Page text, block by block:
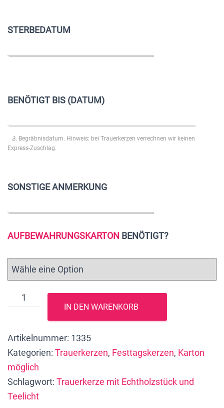
STERBEDATUM
BENÖTIGT BIS (DATUM)
z.B. Begräbnisdatum. Hinweis: bei Trauerkerzen verrechnen wir keinen
Express-Zuschlag.
SONSTIGE ANMERKUNG
AUFBEWAHRUNGSKARTON BENÖTIGT?
Premium
Trauerkerze
ECHTHOLZSTÜCK
und
TEELICHT
"Wachskreuz
Schwarz
IN DEN WARENKORB
Artikelnummer: 1335
Kategorien: Trauerkerzen, Festtagskerzen, Karton
möglich
Schlagwort: Trauerkerze mit Echtholzstück und
Teelicht